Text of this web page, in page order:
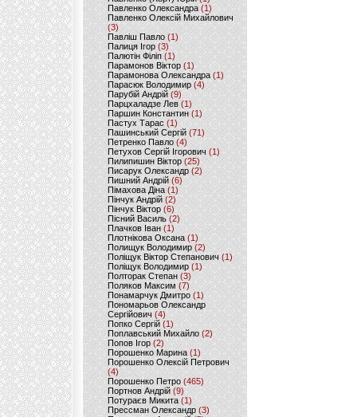
Павленко Олександра (1)
Павленко Олексій Михайлович
(3)
Павліш Павло(1)
Палиця Ігор (3)
Палютін Філіп(1)
Парамонов Віктор (1)
Парамонова Олександра(1)
Парасюк Володимир(4)
Парубій Андрій (9)
Парцхаладзе Лев (1)
Паршин Константин(1)
Пастух Тарас (1)
Пашинський Сергій (71)
Петренко Павло (4)
Петухов Сергій Ігорович (1)
Пилипишин Віктор(25)
Писарук Олександр(2)
Пишний Андрій (6)
Пімахова Діна(1)
Пінчук Андрій(2)
Пінчук Віктор (6)
Пісний Василь (2)
Плачков Іван(1)
Плотнікова Оксана (1)
Полищук Володимир(2)
Поліщук Віктор Степанович(1)
Поліщук Володимир (1)
Полторак Степан(3)
Поляков Максим (7)
Понамарчук Дмитро (1)
Пономарьов Олександр
Сергійович(4)
Попко Сергій (1)
Поплавський Михайло (2)
Попов Ігор(2)
Порошенко Марина (1)
Порошенко Олексій Петрович
(4)
Порошенко Петро (465)
Портнов Андрій (9)
Потураєв Микита(1)
Прессман Олександр(3)